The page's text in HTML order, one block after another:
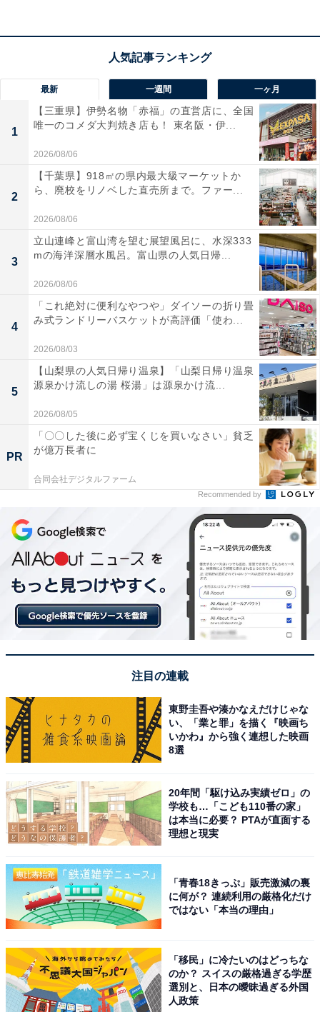
マチのある大きなポケットがたくさん！
筆者が今回、ワークマンの「フレイムテック マウンテン
ザックレインパーカー」を選んだ理由は、大きなポケッ
トがたくさんあったから。
前面には3つの大きなポケットがある
前面に大きなポケットが3つ。しかもそれぞれのポケッ
トにはしっかりとしたマチがあります。衣類に付いてい
るポケットにマチがあるのは珍しいのではないでしょう
か。
各ポケットにしっかりとしたマチがある
さらに背中側にも大きなポケットが。これが商品名の中
に「ザック」が入っているゆえんでしょう。
最新 一週間 一ヶ月
1
【三重県】伊勢名物「赤福」の直営店に、全国
唯一のコメダ大判焼き店も！ 東名阪・伊...
2026/08/06
2
【千葉県】918㎡の県内最大級マーケットか
ら、廃校をリノベした直売所まで。ファー...
2026/08/06
3
立山連峰と富山湾を望む展望風呂に、水深333
mの海洋深層水風呂。富山県の人気日帰...
2026/08/06
4
「これ絶対に便利なやつや」ダイソーの折り畳
み式ランドリーバスケットが高評価「使わ...
2026/08/03
5
【山梨県の人気日帰り温泉】「山梨日帰り温泉
源泉かけ流しの湯 桜湯」は源泉かけ流...
2026/08/05
PR
「〇〇した後に必ず宝くじを買いなさい」貧乏
が億万長者に
合同会社デジタルファーム
Recommended by
注目の連載
東野圭吾や湊かなえだけじゃな
い、「業と罪」を描く『映画ち
いかわ』から強く連想した映画
8選
20年間「駆け込み実績ゼロ」の
学校も…「こども110番の家」
は本当に必要？ PTAが直面する
理想と現実
「青春18きっぷ」販売激減の裏
に何が？ 連続利用の厳格化だけ
ではない「本当の理由」
「移民」に冷たいのはどっちな
のか？ スイスの厳格過ぎる学歴
選別と、日本の曖昧過ぎる外国
人政策